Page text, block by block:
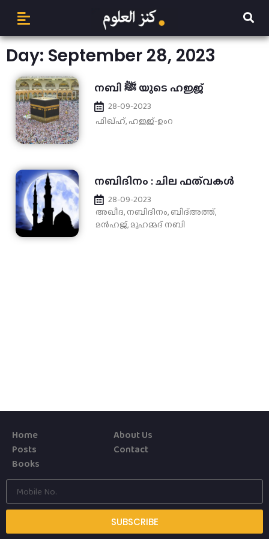
Day: September 28, 2023
നബി ﷺ യുടെ ഹജ്ജ്
28-09-2023
ഫിഖ്ഹ്, ഹജ്ജ്-ഉംറ
നബിദിനം : ചില ഫത്‌വകൾ
28-09-2023
അഖീദ, നബിദിനം, ബിദ്അത്ത്,
മന്‍ഹജ്, മുഹമ്മദ് നബി
Home
Posts
Books
About Us
Contact
SUBSCRIBE